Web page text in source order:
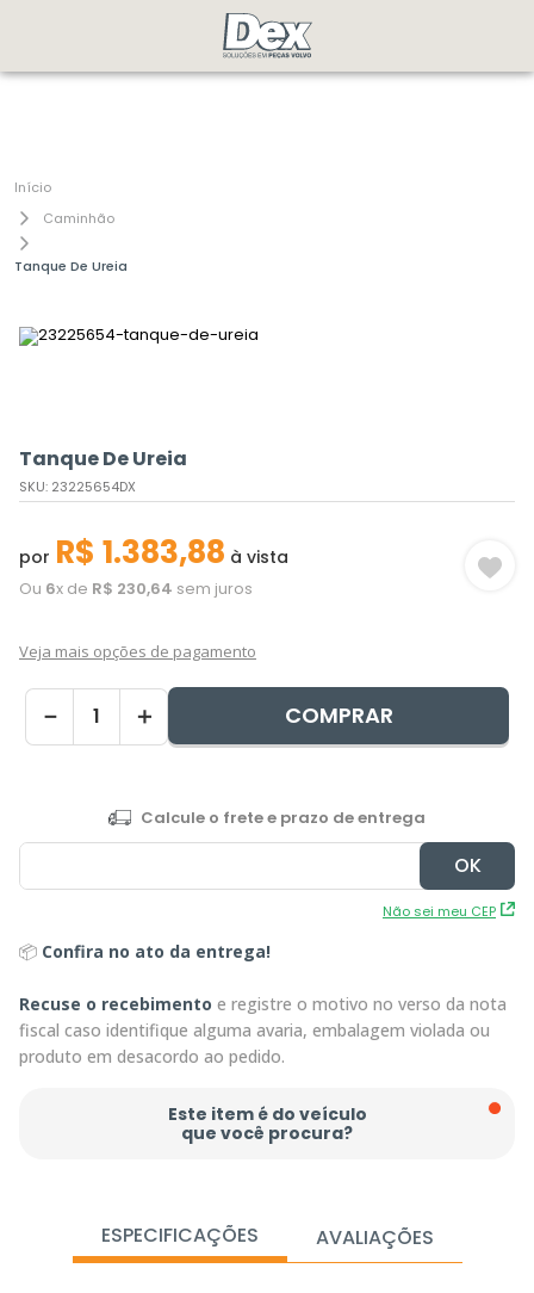
Caminhão
Tanque De Ureia
Tanque De Ureia
SKU: 23225654DX
por R$ 1.383,88 à vista
Ou 6x de R$ 230,64 sem juros
Veja mais opções de pagamento
＋
－ COMPRAR
Não sei meu CEP
📦 Confira no ato da entrega!
Recuse o recebimento e registre o motivo no verso da nota
fiscal caso identifique alguma avaria, embalagem violada ou
produto em desacordo ao pedido.
Este item é do veículo
que você procura?
ESPECIFICAÇÕES AVALIAÇÕES